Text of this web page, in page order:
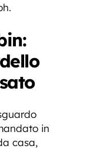
in
casa,